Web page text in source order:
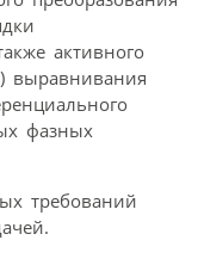
активного
выравнивания
фазных
требований